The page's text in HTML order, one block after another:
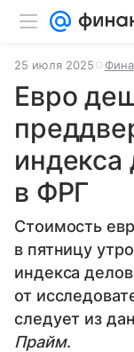
25 июля 2025
Евро
индекса
в ФРГ
Стоимость
в пятницу
индекса
от
следует из
Прайм.